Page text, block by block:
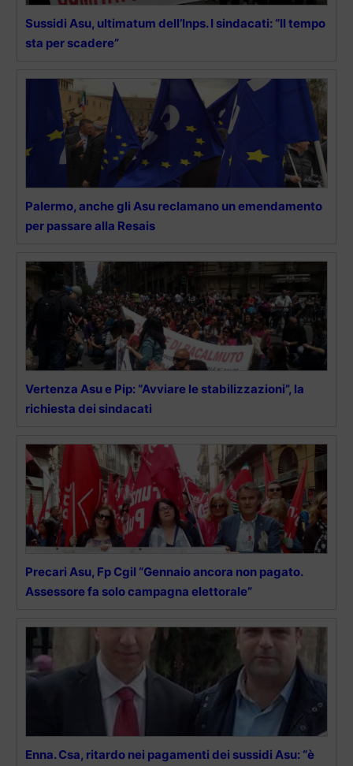
Sussidi Asu, ultimatum dell’Inps. I sindacati: “Il tempo
sta per scadere”
Palermo, anche gli Asu reclamano un emendamento
per passare alla Resais
Vertenza Asu e Pip: “Avviare le stabilizzazioni”, la
richiesta dei sindacati
Precari Asu, Fp Cgil “Gennaio ancora non pagato.
Assessore fa solo campagna elettorale”
Enna. Csa, ritardo nei pagamenti dei sussidi Asu: “è